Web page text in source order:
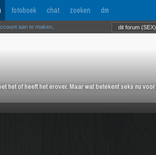
fotoboek chat zoeken dm
het of heeft het erover. Maar wat betekent seks nu
aan te maken